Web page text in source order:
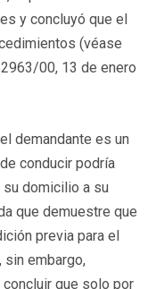
y concluyó que el
(véase
00, 13 de enero
demandante es un
conducir podría
domicilio a su
que demuestre que
previa para el
sin embargo,
que solo por